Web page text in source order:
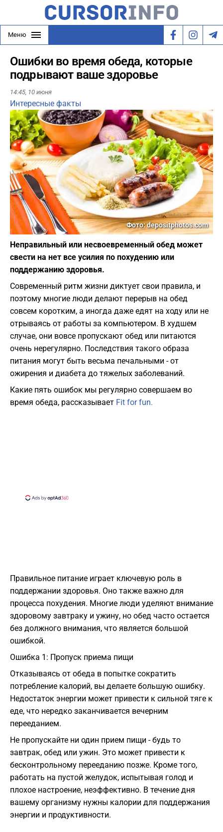
Меню
Ошибки во время обеда, которые
подрывают ваше здоровье
14:45, 10 июня
Интересные факты
Фото: depositphotos.com
Неправильный или несвоевременный обед может
свести на нет все усилия по похудению или
поддержанию здоровья.
Современный ритм жизни диктует свои правила, и
поэтому многие люди делают перерыв на обед
совсем коротким, а иногда даже едят на ходу или не
отрываясь от работы за компьютером. В худшем
случае, они вовсе пропускают обед или питаются
очень нерегулярно. Последствия такого образа
питания могут быть весьма печальными - от
ожирения и диабета до тяжелых заболеваний.
Какие пять ошибок мы регулярно совершаем во
время обеда, рассказывает Fit for fun.
Правильное питание играет ключевую роль в
поддержании здоровья. Оно также важно для
процесса похудения. Многие люди уделяют внимание
здоровому завтраку и ужину, но обед часто остается
без должного внимания, что является большой
ошибкой.
Ошибка 1: Пропуск приема пищи
Отказываясь от обеда в попытке сократить
потребление калорий, вы делаете большую ошибку.
Недостаток энергии может привести к сильной тяге к
еде, что нередко заканчивается вечерним
перееданием.
Не пропускайте ни один прием пищи - будь то
завтрак, обед или ужин. Это может привести к
бесконтрольному перееданию позже. Кроме того,
работать на пустой желудок, испытывая голод и
плохое настроение, неэффективно. В течение дня
вашему организму нужны калории для поддержания
энергии и продуктивности.